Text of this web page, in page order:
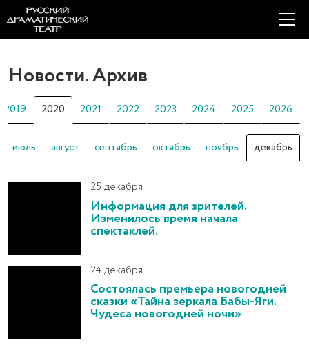
Новости. Архив
2019 2020 2021 2022 2023 2024 2025 2026
июль август сентябрь октябрь ноябрь декабрь
25 декабря
Информация для зрителей.
Изменилось время начала
спектаклей.
24 декабря
Состоялась премьера новогодней
сказки «Тайна зеркала Бабы-Яги.
Чудеса новогодней ночи»